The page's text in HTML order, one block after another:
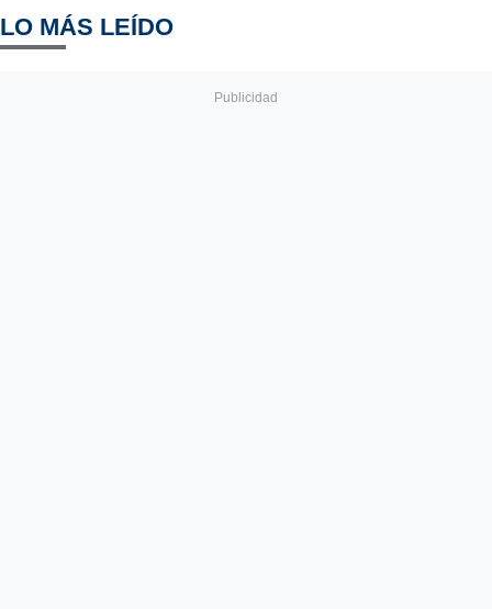
LO MÁS LEÍDO